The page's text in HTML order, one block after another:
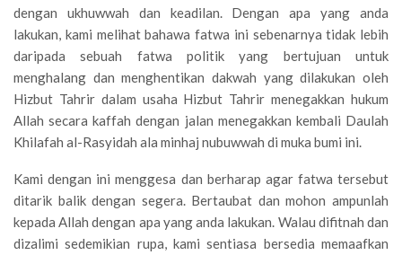
dengan ukhuwwah dan keadilan. Dengan apa yang anda
lakukan, kami melihat bahawa fatwa ini sebenarnya tidak lebih
daripada sebuah fatwa politik yang bertujuan untuk
menghalang dan menghentikan dakwah yang dilakukan oleh
Hizbut Tahrir dalam usaha Hizbut Tahrir menegakkan hukum
Allah secara kaffah dengan jalan menegakkan kembali Daulah
Khilafah al-Rasyidah ala minhaj nubuwwah di muka bumi ini.
Kami dengan ini menggesa dan berharap agar fatwa tersebut
ditarik balik dengan segera. Bertaubat dan mohon ampunlah
kepada Allah dengan apa yang anda lakukan. Walau difitnah dan
dizalimi sedemikian rupa, kami sentiasa bersedia memaafkan